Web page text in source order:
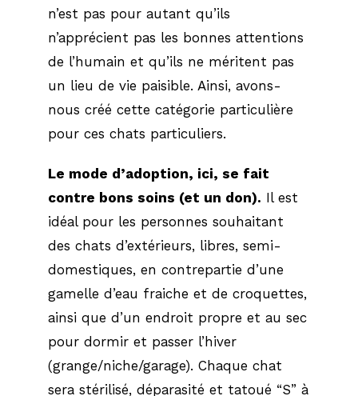
n’est pas pour autant qu’ils
n’apprécient pas les bonnes attentions
de l’humain et qu’ils ne méritent pas
un lieu de vie paisible. Ainsi, avons-
nous créé cette catégorie particulière
pour ces chats particuliers.
Le mode d’adoption, ici, se fait
contre bons soins (et un don). Il est
idéal pour les personnes souhaitant
des chats d’extérieurs, libres, semi-
domestiques, en contrepartie d’une
gamelle d’eau fraiche et de croquettes,
ainsi que d’un endroit propre et au sec
pour dormir et passer l’hiver
(grange/niche/garage). Chaque chat
sera stérilisé, déparasité et tatoué “S” à